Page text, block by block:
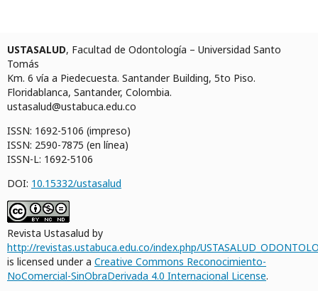
USTASALUD, Facultad de Odontología – Universidad Santo
Tomás
Km. 6 vía a Piedecuesta. Santander Building, 5to Piso.
Floridablanca, Santander, Colombia.
ustasalud@ustabuca.edu.co
ISSN: 1692-5106 (impreso)
ISSN: 2590-7875 (en línea)
ISSN-L: 1692-5106
DOI: 10.15332/ustasalud
Revista Ustasalud by
http://revistas.ustabuca.edu.co/index.php/
is licensed under a Creative Commons Reconocimiento-
NoComercial-SinObraDerivada 4.0 Internacional License.